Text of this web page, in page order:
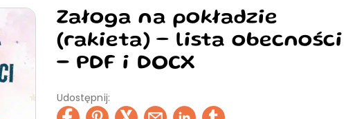
Załoga na pokładzie
(rakieta) – lista obecności
- PDF i DOCX
Udostępnij: